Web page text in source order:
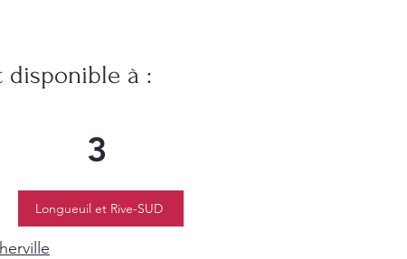
disponible à :
3
Longueuil et Rive-SUD